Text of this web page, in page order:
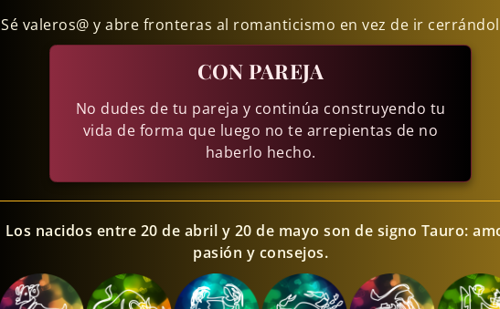
Sé valeros@ y abre fronteras al romanticismo en vez de ir
CON PAREJA
No dudes de tu pareja y continúa construyendo tu
vida de forma que luego no te arrepientas de no
haberlo hecho.
Los nacidos entre 20 de abril y 20 de mayo son de signo Tauro:
pasión y consejos.